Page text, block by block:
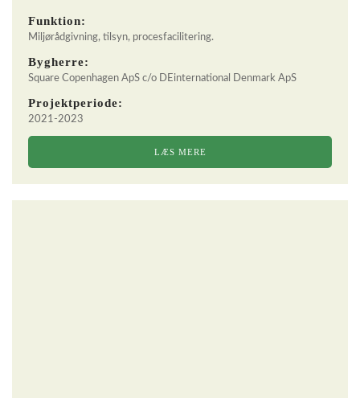
Funktion:
Miljørådgivning, tilsyn, procesfacilitering.
Bygherre:
Square Copenhagen ApS c/o DEinternational Denmark ApS
Projektperiode:
2021-2023
LÆS MERE